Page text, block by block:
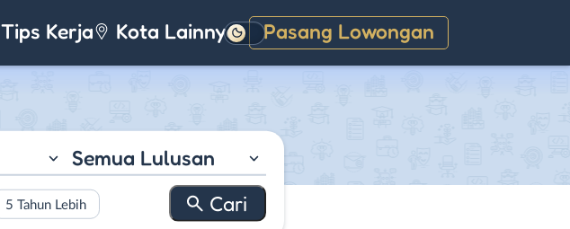
Tips Kerja Kota Lainnya Pasang Lowongan
Gelap
Semua Lulusan
5 Tahun Lebih